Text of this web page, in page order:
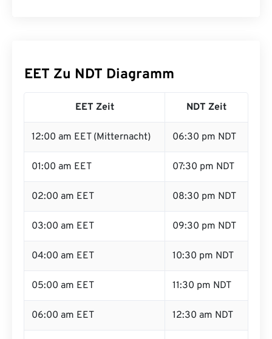
EET Zu NDT Diagramm
EET Zeit NDT Zeit
12:00 am EET (Mitternacht) 06:30 pm NDT
01:00 am EET 07:30 pm NDT
02:00 am EET 08:30 pm NDT
03:00 am EET 09:30 pm NDT
04:00 am EET 10:30 pm NDT
05:00 am EET 11:30 pm NDT
06:00 am EET 12:30 am NDT